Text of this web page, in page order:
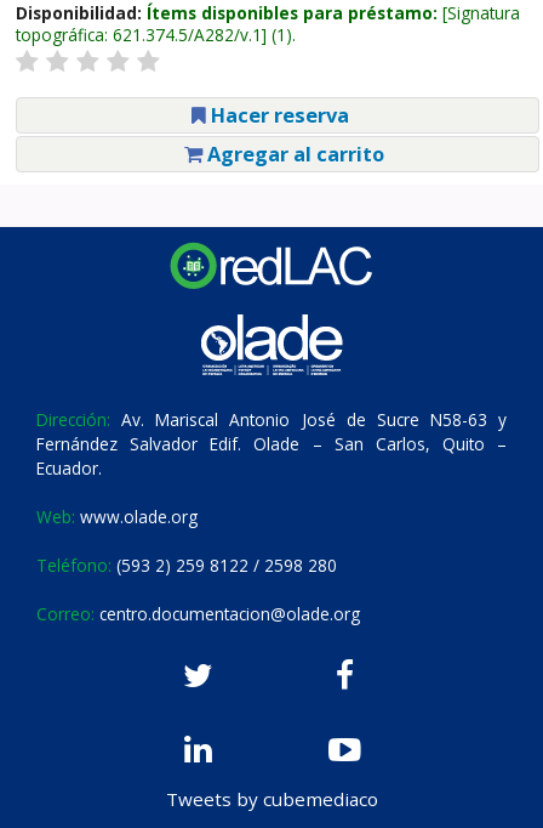
Disponibilidad: Ítems disponibles para préstamo: Signatura
topográfica: 621.374.5/A282/v.1 (1).
Hacer reserva
Agregar al carrito
Dirección: Av. Mariscal Antonio José de Sucre N58-63 y
Fernández Salvador Edif. Olade – San Carlos, Quito –
Ecuador.
Web: www.olade.org
Teléfono: (593 2) 259 8122 / 2598 280
Correo: centro.documentacion@olade.org
Tweets by cubemediaco